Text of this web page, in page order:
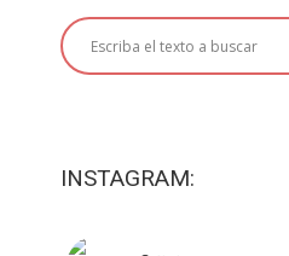
INSTAGRAM: